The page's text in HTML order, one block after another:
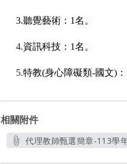
3.聽覺藝術：1名。
4.資訊科技：1名。
5.特教(身心障礙類-國文)
相關附件
代理教師甄選簡章-113學